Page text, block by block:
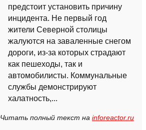
предстоит установить причину
инцидента. Не первый год
жители Северной столицы
жалуются на заваленные снегом
дороги, из-за которых страдают
как пешеходы, так и
автомобилисты. Коммунальные
службы демонстрируют
халатность,...
Читать полный текст на inforeactor.ru